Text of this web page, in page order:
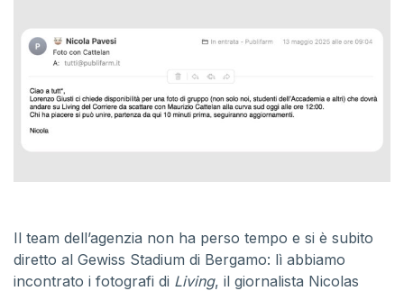
Il team dell’agenzia non ha perso tempo e si è subito
diretto al Gewiss Stadium di Bergamo: lì abbiamo
incontrato i fotografi di Living, il giornalista Nicolas